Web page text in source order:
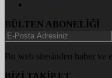
BÜLTEN ABONELİĞİ
Bu web sitesinden haber ve